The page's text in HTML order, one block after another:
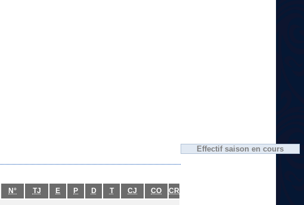
Effectif saison en cours
N° TJ E P D T CJ CO CR